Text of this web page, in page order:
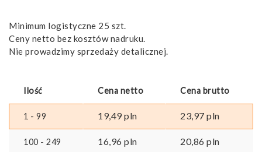
Minimum logistyczne 25 szt.
Ceny netto bez kosztów nadruku.
Nie prowadzimy sprzedaży detalicznej.
Ilość Cena netto Cena brutto
1 - 99 19,49pln 23,97 pln
100 - 249 16,96 pln 20,86 pln